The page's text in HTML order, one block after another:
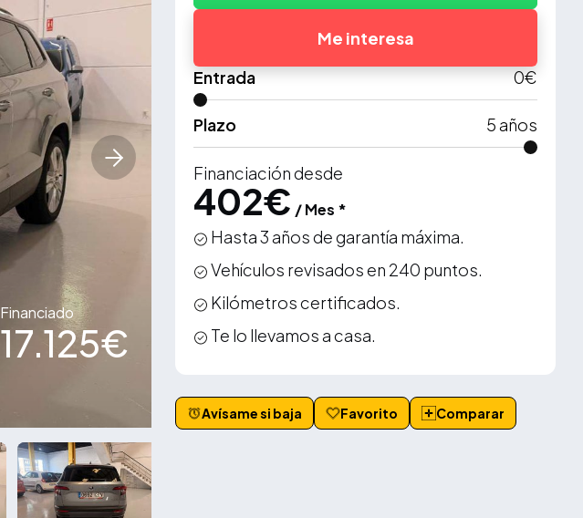
Financiado
17.125€
Me interesa
Entrada
0€
Plazo 5años
Financiación desde
402€ / Mes *
Hasta 3 años de garantía máxima.
Vehículos revisados en 240 puntos.
Kilómetros certificados.
Te lo llevamos a casa.
Avísame si baja Favorito Comparar